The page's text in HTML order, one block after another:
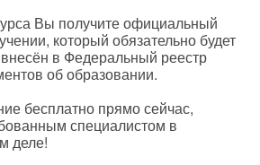
Вы получите официальный
который обязательно будет
в Федеральный реестр
об образовании.
бесплатно прямо сейчас,
специалистом в
деле!